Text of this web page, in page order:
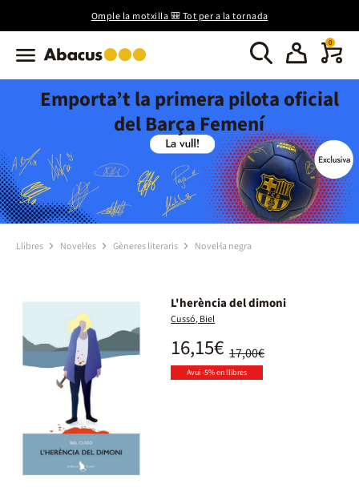
Omple la motxilla 🎒 Tot per a la tornada
0
Emporta’t la primera pilota oficial
del Barça Femení
Llibres Novel·les Gèneres literaris Novel·la negra
L'herència del dimoni
Cussó, Biel
17,00€
16,15€
Avui -5% en llibres